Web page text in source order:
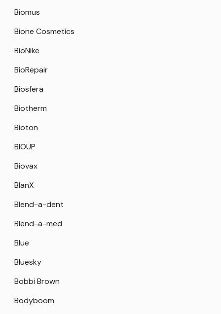
Biomus
Bione Cosmetics
BioNike
BioRepair
Biosfera
Biotherm
Bioton
BIOUP
Biovax
BlanX
Blend-a-dent
Blend-a-med
Blue
Bluesky
Bobbi Brown
Bodyboom